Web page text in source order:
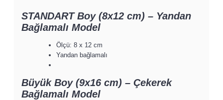
STANDART Boy (8x12 cm) – Yandan
Bağlamalı Model
Ölçü: 8 x 12 cm
Yandan bağlamalı
Büyük Boy (9x16 cm) – Çekerek
Bağlamalı Model